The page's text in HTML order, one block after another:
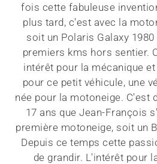
fois cette fabuleuse
plus tard, c'est avec la
soit un Polaris Galaxy
premiers kms hors sentier.
intérêt pour la mécanique
pour ce petit véhicule, une
née pour la motoneige. C'est
17 ans que Jean-François
première motoneige, soit un
Depuis ce temps cette
de grandir. L'intérêt pour